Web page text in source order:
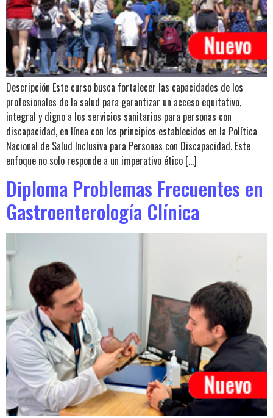
Descripción Este curso busca fortalecer las capacidades de los
profesionales de la salud para garantizar un acceso equitativo,
integral y digno a los servicios sanitarios para personas con
discapacidad, en línea con los principios establecidos en la Política
Nacional de Salud Inclusiva para Personas con Discapacidad. Este
enfoque no solo responde a un imperativo ético […]
Diploma Problemas Frecuentes en
Gastroenterología Clínica